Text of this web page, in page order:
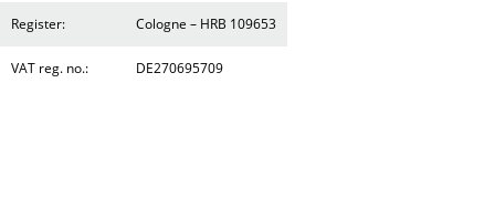
Register: Cologne – HRB 109653
VAT reg. no.: DE270695709